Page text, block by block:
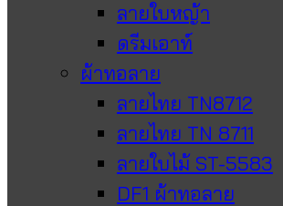
ลายใบหญ้า
ดรีมเอาท์
ผ้าทอลาย
ลายไทย TN8712
ลายไทย TN 8711
ลายใบไม้ ST-5583
DF1 ผ้าทอลาย